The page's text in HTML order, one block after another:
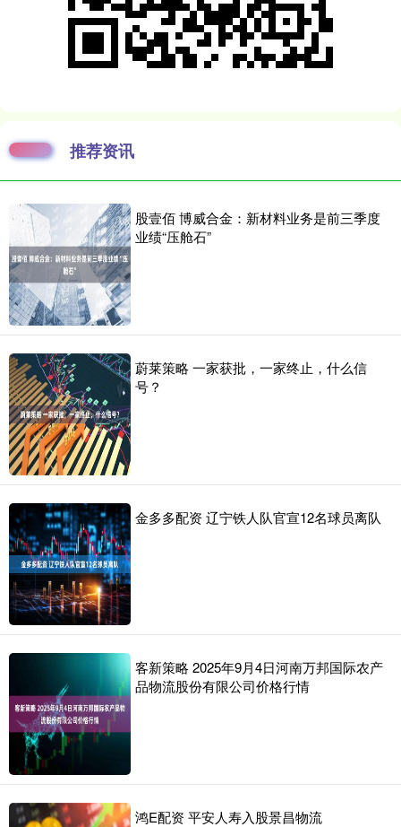
推荐资讯
股壹佰 博威合金：新材料业务是前三季度
业绩“压舱石”
蔚莱策略 一家获批，一家终止，什么信
号？
金多多配资 辽宁铁人队官宣12名球员离队
客新策略 2025年9月4日河南万邦国际农产
品物流股份有限公司价格行情
鸿E配资 平安人寿入股景昌物流